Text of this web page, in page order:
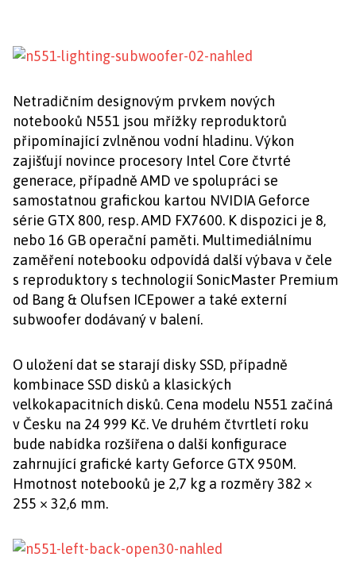
Netradičním designovým prvkem nových
notebooků N551 jsou mřížky reproduktorů
připomínající zvlněnou vodní hladinu. Výkon
zajišťují novince procesory Intel Core čtvrté
generace, případně AMD ve spolupráci se
samostatnou grafickou kartou NVIDIA Geforce
série GTX 800, resp. AMD FX7600. K dispozici je 8,
nebo 16 GB operační paměti. Multimediálnímu
zaměření notebooku odpovídá další výbava v čele
s reproduktory s technologií SonicMaster Premium
od Bang & Olufsen ICEpower a také externí
subwoofer dodávaný v balení.
O uložení dat se starají disky SSD, případně
kombinace SSD disků a klasických
velkokapacitních disků. Cena modelu N551 začíná
v Česku na 24 999 Kč. Ve druhém čtvrtletí roku
bude nabídka rozšířena o další konfigurace
zahrnující grafické karty Geforce GTX 950M.
Hmotnost notebooků je 2,7 kg a rozměry 382 ×
255 × 32,6 mm.